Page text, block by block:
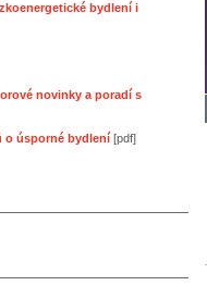
bydlení i
novinky a poradí s
o úsporné bydlení [pdf]